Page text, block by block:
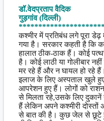
Share
डॉ.वेदप्रताप वैदिक
गुड़गांव (दिल्ली)
कश्मीर में प्रतिबंध लगे पूरा डेढ़
गया है। सरकार कहती है कि
हालात ठीक-ठाक हैं। कोई
है। कोई लाठी या गोलीबार
मर रहे हैं और न घायल हो रहे
इलाज के लिए अस्पताल खुले
आपरेशन हुए हैं। लोगों को
से मिलता रहे,उसके लिए दुकानें
हैं लेकिन अपने कश्मीरी
से बात की है। कुछ जेल से छूटे